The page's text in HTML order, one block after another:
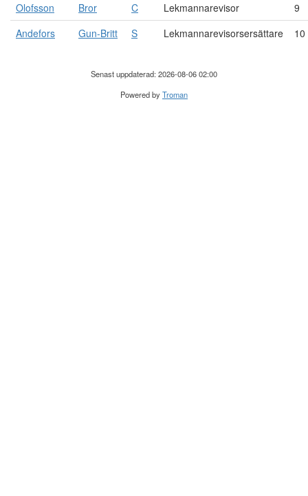
Olofsson
Bror C Lekmannarevisor
9
Andefors
Gun-Britt S Lekmannarevisorsersättare 10
Senast uppdaterad: 2026-08-06 02:00
Powered byTroman